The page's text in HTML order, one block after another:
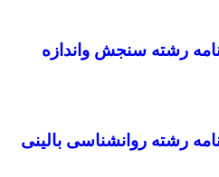
رشته سنجش واندازه
رشته روانشناسی بالینی